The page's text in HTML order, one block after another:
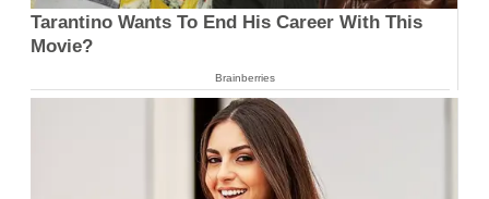
Tarantino Wants To End His Career With This
Movie?
Brainberries